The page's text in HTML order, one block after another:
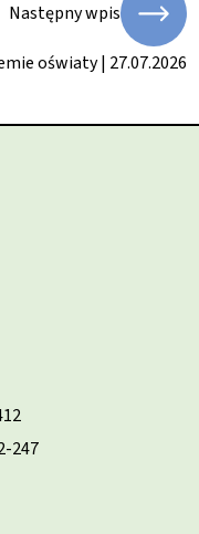
Następny wpis
oświaty | 27.07.2026
247